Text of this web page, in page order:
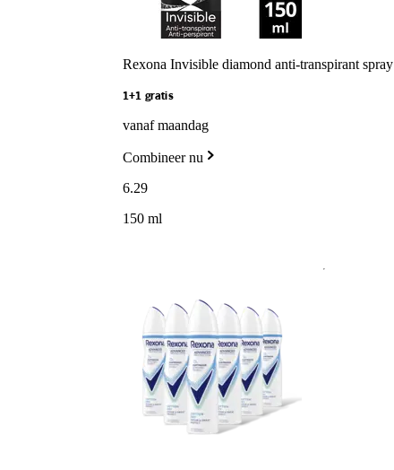
Rexona Invisible diamond anti-transpirant spray
1+1 gratis
vanaf maandag
Combineer nu
6.29
150 ml